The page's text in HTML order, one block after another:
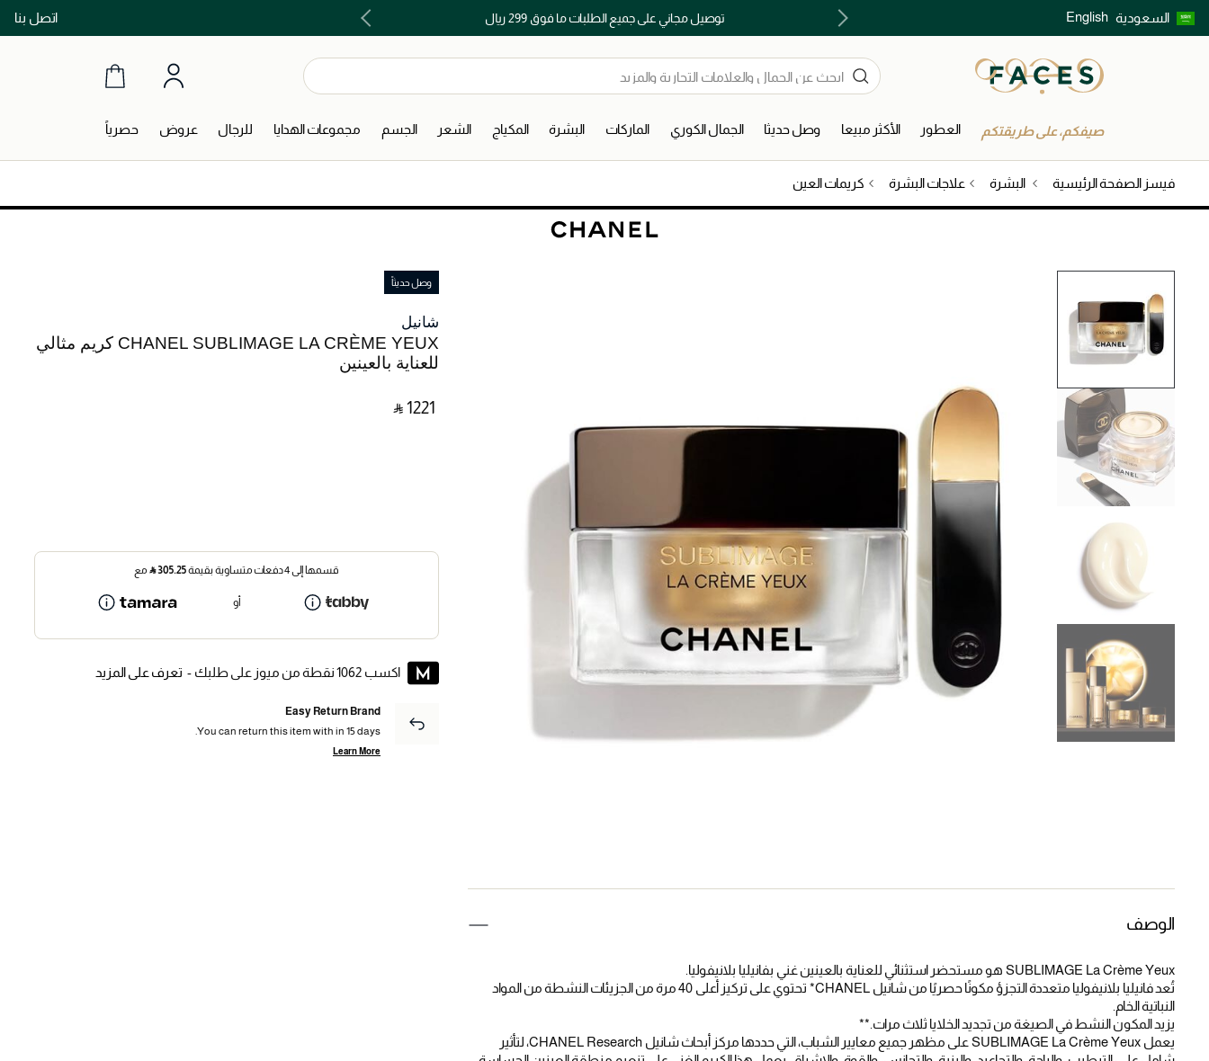
السعودية English اتصل بنااشتري الآن و ادفع لاحقاً مع تابي و تمارا! توصيل مجاني على جميع الطلبات ما فوق 299 ريال اكتشفوا خدمات الجمال المختارة بعناية
صيفكم، على طريقتكم العطور الأكثر مبيعا وصل حديثا الجمال الكوري الماركات البشرة المكياج الشعر الجسم مجموعات الهدايا للرجال عروض حصرياً
فيسز الصفحة الرئيسية البشرة علاجات البشرة كريمات العين
الوصف
SUBLIMAGE La Crème Yeux هو مستحضر استثنائي للعناية بالعينين غني بفانيليا بلانيفوليا.
تُعد فانيليا بلانيفوليا متعددة التجزؤ مكونًا حصريًا من شانيل CHANEL* تحتوي على تركيز أعلى 40 مرة من الجزيئات النشطة من المواد
النباتية الخام.
يزيد المكون النشط في الصيغة من تجديد الخلايا ثلاث مرات.**
يعمل SUBLIMAGE La Crème Yeux على مظهر جميع معايير الشباب، التي حددها مركز أبحاث شانيل CHANEL Research، لتأثير
وصل حديثاً
شانيل
CHANEL SUBLIMAGE LA CRÈME YEUX كريم مثالي
للعناية بالعينين
‎ ⃁ ⁦1221⁩ ‎
قسمها إلى 4 دفعات متساوية بقيمة 305.25
⃁ مع
أو
اكسب 1062 نقطة من ميوز على طلبك - تعرف على المزيد
Easy Return Brand
You can return this item with in 15 days.
Learn More